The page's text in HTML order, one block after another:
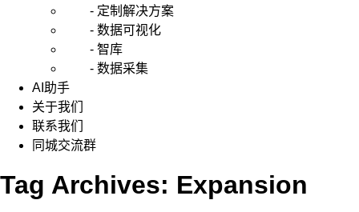
- 定制解决方案
- 数据可视化
- 智库
- 数据采集
AI助手
关于我们
联系我们
同城交流群
Tag Archives: Expansion